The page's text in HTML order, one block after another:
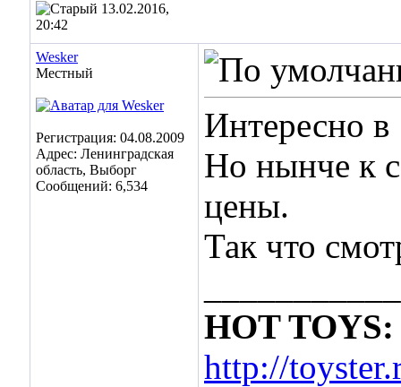
13.02.2016,
20:42
Wesker
Местный
Регистрация: 04.08.2009
Адрес: Ленинградская
область, Выборг
Сообщений: 6,534
Интересно в
Но нынче к
цены.
Так что
HOT
http://